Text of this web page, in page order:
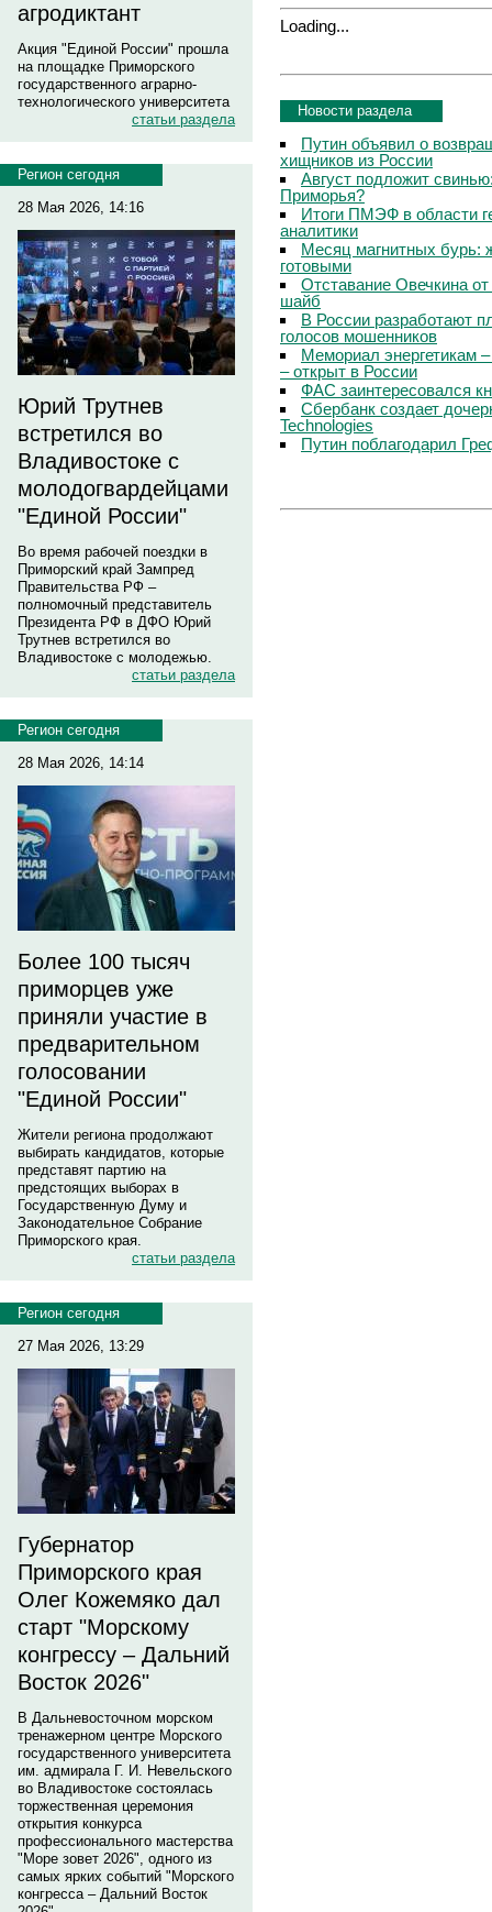
агродиктант
Акция "Единой России" прошла
на площадке Приморского
государственного аграрно-
технологического университета
статьи раздела
Регион сегодня
28 Мая 2026, 14:16
Юрий Трутнев
встретился во
Владивостоке с
молодогвардейцами
"Единой России"
Во время рабочей поездки в
Приморский край Зампред
Правительства РФ –
полномочный представитель
Президента РФ в ДФО Юрий
Трутнев встретился во
Владивостоке с молодежью.
статьи раздела
Регион сегодня
28 Мая 2026, 14:14
Более 100 тысяч
приморцев уже
приняли участие в
предварительном
голосовании
"Единой России"
Жители региона продолжают
выбирать кандидатов, которые
представят партию на
предстоящих выборах в
Государственную Думу и
Законодательное Собрание
Приморского края.
статьи раздела
Регион сегодня
27 Мая 2026, 13:29
Губернатор
Приморского края
Олег Кожемяко дал
старт "Морскому
конгрессу – Дальний
Восток 2026"
В Дальневосточном морском
тренажерном центре Морского
государственного университета
им. адмирала Г. И. Невельского
во Владивостоке состоялась
торжественная церемония
открытия конкурса
профессионального мастерства
"Море зовет 2026", одного из
самых ярких событий "Морского
конгресса – Дальний Восток
Loading...
Новости раздела
Путин объявил о
хищников из России
Август подложит
Приморья?
Итоги ПМЭФ в области
аналитики
Месяц магнитных бурь:
готовыми
Отставание Овечкина
шайб
В России разработают
голосов мошенников
Мемориал энергетикам
– открыт в России
ФАС заинтересовался
Сбербанк создает
Technologies
Путин поблагодарил